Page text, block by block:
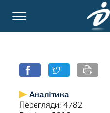
Аналітика
Перегляди: 4782